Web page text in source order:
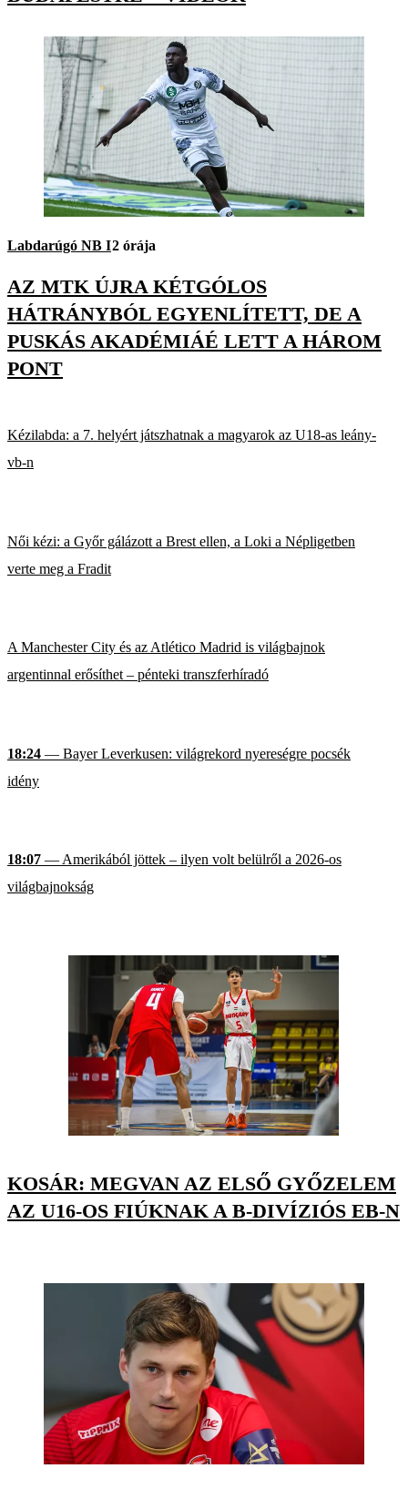
Labdarúgó NB I2 órája
AZ MTK ÚJRA KÉTGÓLOS
HÁTRÁNYBÓL EGYENLÍTETT, DE A
PUSKÁS AKADÉMIÁÉ LETT A HÁROM
PONT
Kézilabda: a 7. helyért játszhatnak a magyarok az U18-as leány-
vb-n
Női kézi: a Győr gálázott a Brest ellen, a Loki a Népligetben
verte meg a Fradit
A Manchester City és az Atlético Madrid is világbajnok
argentinnal erősíthet – pénteki transzferhíradó
18:24 — Bayer Leverkusen: világrekord nyereségre pocsék
idény
18:07 — Amerikából jöttek – ilyen volt belülről a 2026-os
világbajnokság
KOSÁR: MEGVAN AZ ELSŐ GYŐZELEM
AZ U16-OS FIÚKNAK A B-DIVÍZIÓS EB-N